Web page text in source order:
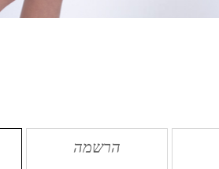
הרשמה